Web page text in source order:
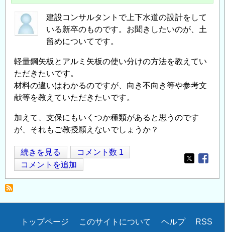
建設コンサルタントで上下水道の設計をして
いる新卒のものです。お聞きしたいのが、土
留めについてです。
軽量鋼矢板とアルミ矢板の使い分けの方法を教えてい
ただきたいです。
材料の違いはわかるのですが、向き不向き等や参考文
献等を教えていただきたいです。
加えて、支保にもいくつか種類があると思うのです
が、それもご教授願えないでしょうか？
土
留
め
に
い
続きを見る
コメント数 1
コメントを追加
Opens in
Secondary
トップページ このサイトについて ヘルプ RSS